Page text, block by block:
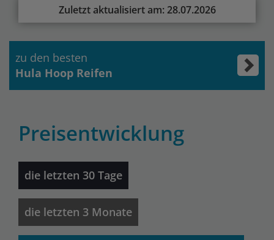
Zuletzt aktualisiert am: 28.07.2026
zu den besten
Hula Hoop Reifen
Preisentwicklung
die letzten 30 Tage
die letzten 3 Monate